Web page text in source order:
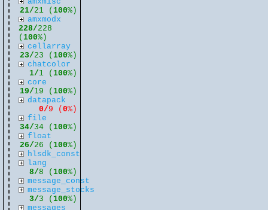
21/21 (100%)
amxmodx
228/228
( 100%)
cellarray
23/23 (100%)
chatcolor
1/1 (100%)
core
19/19 (100%)
datapack
0/9 (0%)
file
34/34 (100%)
float
26/26 (100%)
hlsdk_const
lang
8/8 (100%)
message_const
message_stocks
3/3 (100%)
messages